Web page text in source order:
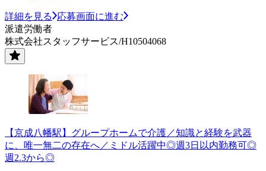
詳細を見る
応募画面に進む
派遣労働者
株式会社スタッフサービス/H10504068
【京成八幡駅】グループホームで介護／知識と経験を武器
に、唯一無二の存在へ／ミドル活躍中◎週3日以内勤務可◎
週2.3から◎